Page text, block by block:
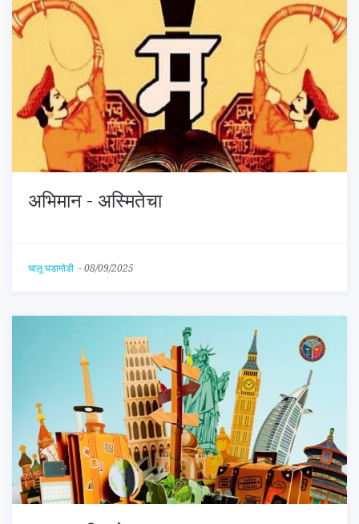
अभिमान - अस्मितेचा
चालू घडामोडी - 08/09/2025